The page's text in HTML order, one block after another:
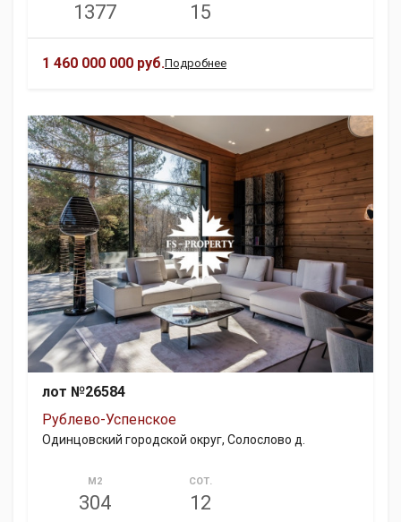
1377 15
1 460 000 000 руб.Подробнее
лот №26584
Рублево-Успенское
Одинцовский городской округ, Солослово д.
М2
304
СОТ.
12